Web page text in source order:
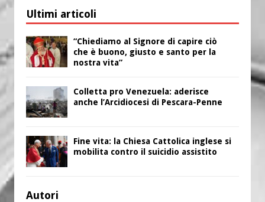
Ultimi articoli
“Chiediamo al Signore di capire ciò
che è buono, giusto e santo per la
nostra vita”
Colletta pro Venezuela: aderisce
anche l’Arcidiocesi di Pescara-Penne
Fine vita: la Chiesa Cattolica inglese si
mobilita contro il suicidio assistito
Autori